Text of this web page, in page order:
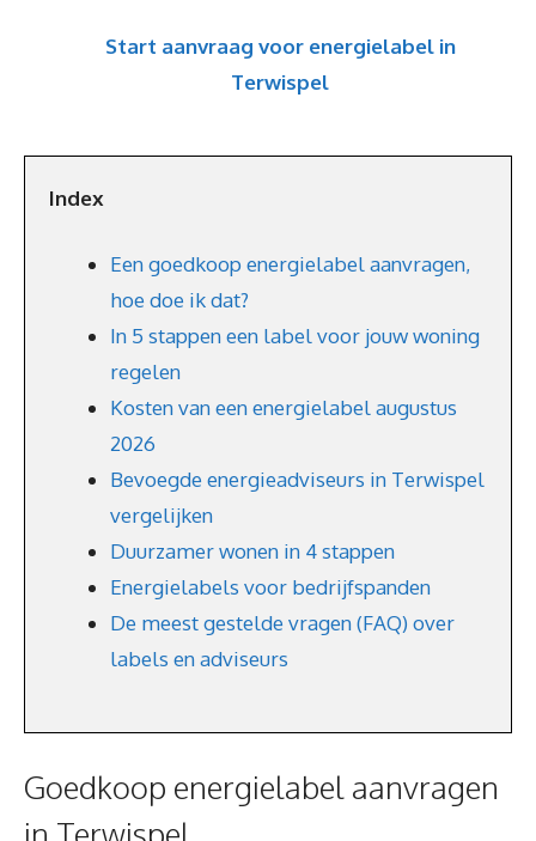
Start aanvraag voor energielabel in
Terwispel
Index
Een goedkoop energielabel aanvragen,
hoe doe ik dat?
In 5 stappen een label voor jouw woning
regelen
Kosten van een energielabel augustus
2026
Bevoegde energieadviseurs in Terwispel
vergelijken
Duurzamer wonen in 4 stappen
Energielabels voor bedrijfspanden
De meest gestelde vragen (FAQ) over
labels en adviseurs
Goedkoop energielabel aanvragen